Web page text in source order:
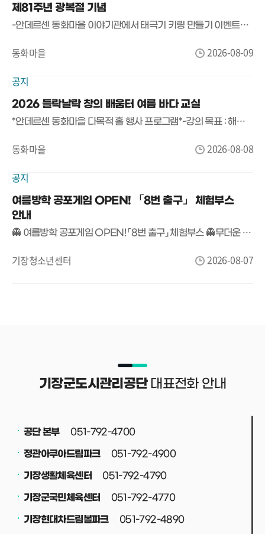
제81주년 광복절 기념
-안데르센 동화마을 이야기관에서 태극기 키링 만들기 이벤트를 합니다.-8월 15일 이용 예약자 어린이대상으로 배부합니다.-많은 관심 바랍니다.
동화마을 2026-08-09
공지
2026 들락날락 창의 배움터 여름 바다 교실
*안데르센 동화마을 다목적 홀 행사 프로그램*-강의 목표 : 해양 테마 기반으로 부력.신재생에너지.유체입 등 해양과학 원리를 직접 체험하며 탐구력과 창의적 문제해결력 함양
동화마을 2026-08-08
공지
여름방학 공포게임 OPEN! 「8번 출구」 체험부스
안내
👻 여름방학 공포게임 OPEN! 「8번 출구」 체험부스 👻무더운 여름, 등골이 오싹해지는 공포게임에 도전해 보세요!기장청소년센터에서 여름방학 특별 프로그램으로 화제의 공포게임 「8번 출구」 체험부스를 운영합니다.🚪 게임명▶ 「8번 출구」📅 운영기간2026. 8. 7.(금) ~ 8. 8.(토)13:00 ~ 18:00📍 장소기장청소년센터 만남의 장🎮 참가대상기장청소년센터 이용자 누구나🍪 참가혜택참여자 전원 간식 증정!(※ 간식 소진 시 조기 마감)👀 이런 분들께 추천합니다!✔ 공포게임을 좋아하는 사람✔ 친구와 함께 여름방학 추억을 만들고 싶은 사람✔ 「8번 출구」를 직접 플레이해 보고 싶은 사람혼자 도전해도 좋고,친구들과 함께 더욱 짜릿한 시간을 즐겨보세요!📢 참가비 무료!별도 신청 없이 운영시간 내 방문하면 누구나 참여 가능합니다.#기장청소년센터 #여름방학 #슈퍼플레이 #공포게임 #8번출구 #게임체험 #무료체험 #청소년활동 #기장놀거리 #여름방학추천
기장청소년센터 2026-08-07
기장군도시관리공단 대표전화 안내
공단 본부
051-792-4700
정관아쿠아드림파크
051-792-4900
기장생활체육센터
051-792-4790
기장군국민체육센터
051-792-4770
기장현대차드림볼파크
051-792-4890